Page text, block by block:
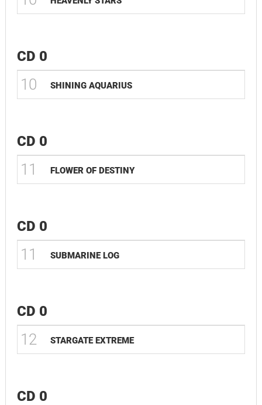
CD 0
10 SHINING AQUARIUS
CD 0
11 FLOWER OF DESTINY
CD 0
11 SUBMARINE LOG
CD 0
12 STARGATE EXTREME
CD 0